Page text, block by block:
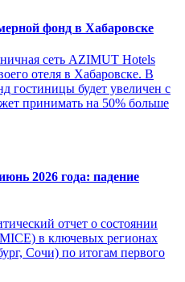
фонд в Хабаровске
сеть AZIMUT Hotels
отеля в Хабаровске. В
гостиницы будет увеличен с
принимать на 50% больше
2026 года: падение
отчет о состоянии
в ключевых регионах
Сочи) по итогам первого